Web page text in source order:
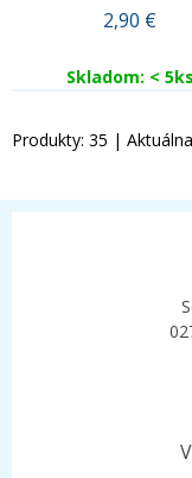
2,90 €
Skladom: < 5ks
Produkty: 35 |